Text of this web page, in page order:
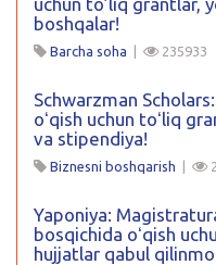
boshqalar!
Barcha soha | 235933
Schwarzman
oʻqish uchun toʻliq
va stipendiya!
Biznesni boshqarish |
Yaponiya:
bosqichida oʻqish
hujjatlar qabul